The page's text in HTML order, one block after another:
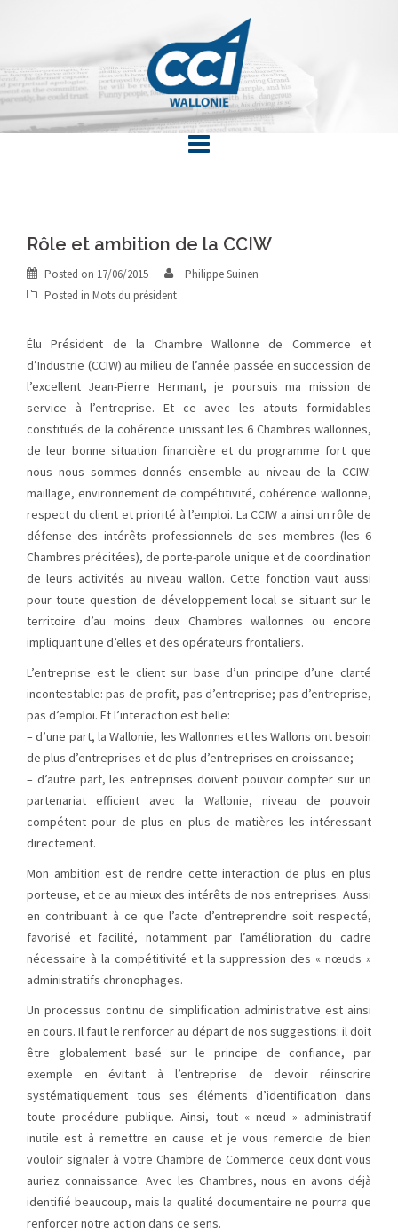
Rôle et ambition de la CCIW
Posted on 17/06/2015
Philippe Suinen
Posted in Mots du président
Élu Président de la Chambre Wallonne de Commerce et
d’Industrie (CCIW) au milieu de l’année passée en succession de
l’excellent Jean-Pierre Hermant, je poursuis ma mission de
service à l’entreprise. Et ce avec les atouts formidables
constitués de la cohérence unissant les 6 Chambres wallonnes,
de leur bonne situation financière et du programme fort que
nous nous sommes donnés ensemble au niveau de la CCIW:
maillage, environnement de compétitivité, cohérence wallonne,
respect du client et priorité à l’emploi. La CCIW a ainsi un rôle de
défense des intérêts professionnels de ses membres (les 6
Chambres précitées), de porte-parole unique et de coordination
de leurs activités au niveau wallon. Cette fonction vaut aussi
pour toute question de développement local se situant sur le
territoire d’au moins deux Chambres wallonnes ou encore
impliquant une d’elles et des opérateurs frontaliers.
L’entreprise est le client sur base d’un principe d’une clarté
incontestable: pas de profit, pas d’entreprise; pas d’entreprise,
pas d’emploi. Et l’interaction est belle:
– d’une part, la Wallonie, les Wallonnes et les Wallons ont besoin
de plus d’entreprises et de plus d’entreprises en croissance;
– d’autre part, les entreprises doivent pouvoir compter sur un
partenariat efficient avec la Wallonie, niveau de pouvoir
compétent pour de plus en plus de matières les intéressant
directement.
Mon ambition est de rendre cette interaction de plus en plus
porteuse, et ce au mieux des intérêts de nos entreprises. Aussi
en contribuant à ce que l’acte d’entreprendre soit respecté,
favorisé et facilité, notamment par l’amélioration du cadre
nécessaire à la compétitivité et la suppression des « nœuds »
administratifs chronophages.
Un processus continu de simplification administrative est ainsi
en cours. Il faut le renforcer au départ de nos suggestions: il doit
être globalement basé sur le principe de confiance, par
exemple en évitant à l’entreprise de devoir réinscrire
systématiquement tous ses éléments d’identification dans
toute procédure publique. Ainsi, tout « nœud » administratif
inutile est à remettre en cause et je vous remercie de bien
vouloir signaler à votre Chambre de Commerce ceux dont vous
auriez connaissance. Avec les Chambres, nous en avons déjà
identifié beaucoup, mais la qualité documentaire ne pourra que
renforcer notre action dans ce sens.